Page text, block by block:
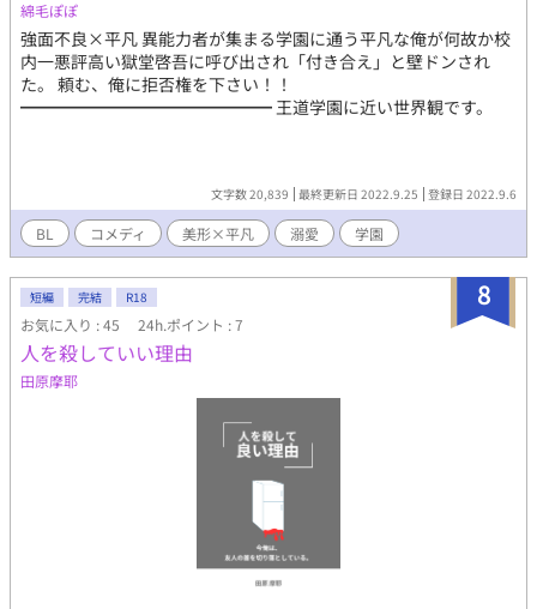
綿毛ぽぽ
強面不良×平凡 異能力者が集まる学園に通う平凡な俺が何故か校
内一悪評高い獄堂啓吾に呼び出され「付き合え」と壁ドンされ
た。 頼む、俺に拒否権を下さい！！
━━━━━━━━━━━━━━━ 王道学園に近い世界観です。
文字数 20,839 最終更新日 2022.9.25 登録日 2022.9.6
BL コメディ 美形×平凡 溺愛 学園
8
短編 完結 R18
お気に入り : 45 24h.ポイント : 7
人を殺していい理由
田原摩耶